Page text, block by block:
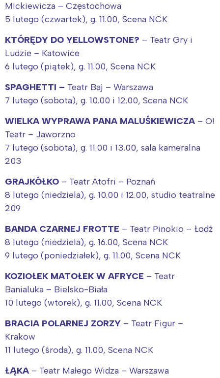
Mickiewicza – Częstochowa
5 lutego (czwartek), g. 11.00, Scena NCK
KTÓRĘDY DO YELLOWSTONE? – Teatr Gry i
Ludzie – Katowice
6 lutego (piątek), g. 11.00, Scena NCK
SPAGHETTI – Teatr Baj – Warszawa
7 lutego (sobota), g. 10.00 i 12.00, Scena NCK
WIELKA WYPRAWA PANA MALUŚKIEWICZA – O!
Teatr – Jaworzno
7 lutego (sobota), g. 11.00 i 13.00, sala kameralna
203
GRAJKÓŁKO – Teatr Atofri – Poznań
8 lutego (niedziela), g. 10.00 i 12.00, studio teatralne
209
BANDA CZARNEJ FROTTE – Teatr Pinokio – Łodź
8 lutego (niedziela), g. 16.00, Scena NCK
9 lutego (poniedziałek), g. 11.00, Scena NCK
KOZIOŁEK MATOŁEK W AFRYCE – Teatr
Banialuka – Bielsko-Biała
10 lutego (wtorek), g. 11.00, Scena NCK
BRACIA POLARNEJ ZORZY – Teatr Figur –
Krakow
11 lutego (środa), g. 11.00, Scena NCK
ŁĄKA – Teatr Małego Widza – Warszawa